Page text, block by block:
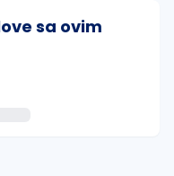
sa ovim